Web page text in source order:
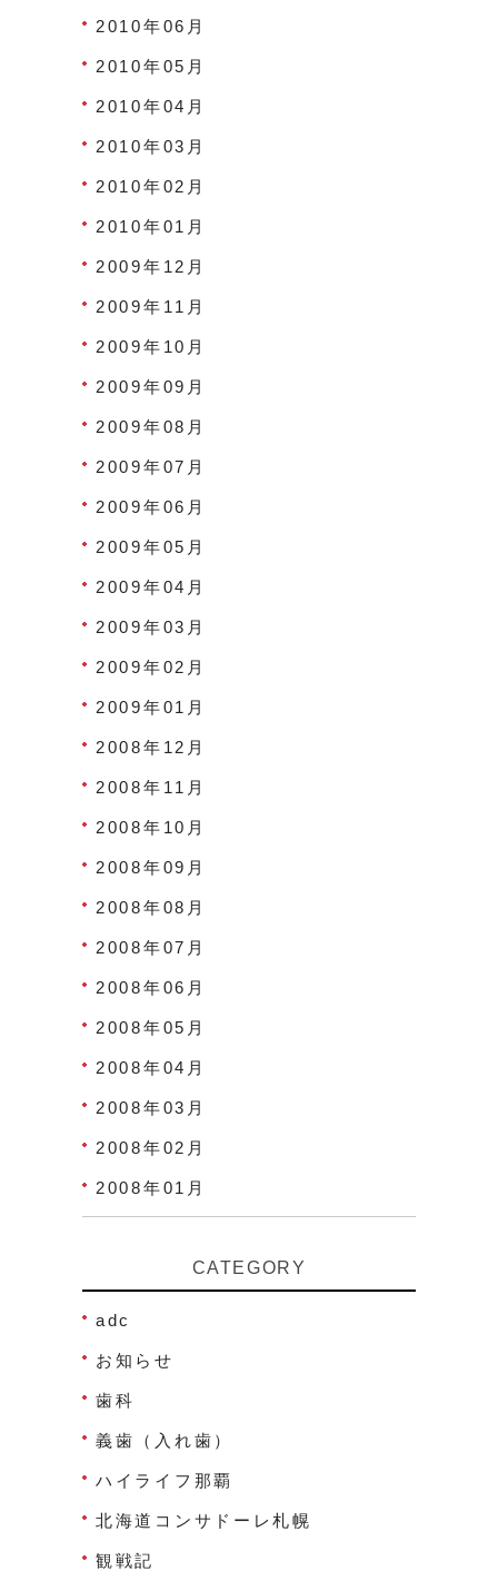
2010年06月
2010年05月
2010年04月
2010年03月
2010年02月
2010年01月
2009年12月
2009年11月
2009年10月
2009年09月
2009年08月
2009年07月
2009年06月
2009年05月
2009年04月
2009年03月
2009年02月
2009年01月
2008年12月
2008年11月
2008年10月
2008年09月
2008年08月
2008年07月
2008年06月
2008年05月
2008年04月
2008年03月
2008年02月
2008年01月
CATEGORY
adc
お知らせ
歯科
義歯（入れ歯）
ハイライフ那覇
北海道コンサドーレ札幌
観戦記